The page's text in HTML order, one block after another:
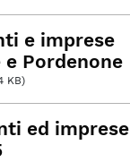
e imprese
e Pordenone
KB)
ed imprese